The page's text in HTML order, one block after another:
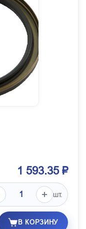
1 593.35 ₽
шт.
В КОРЗИНУ